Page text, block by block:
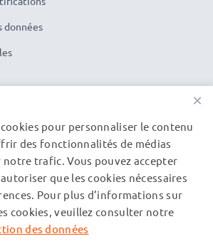
données
DE LIVRAISON
la TVA et excluent les frais de port.
les marques citées sont des
×
pour personnaliser le contenu
des fonctionnalités de médias
notre trafic. Vous pouvez accepter
que les cookies nécessaires
Pour plus d’informations sur
cookies, veuillez consulter notre
des données